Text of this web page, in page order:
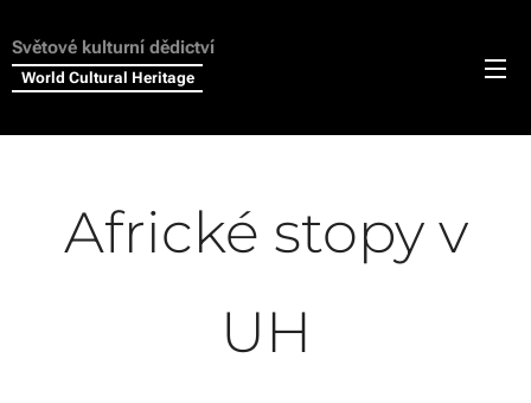
Světové kulturní dědictví
World Cultural Heritage
Africké stopy v
UH